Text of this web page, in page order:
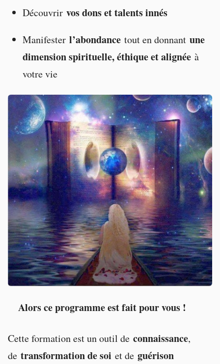
Découvrirvos dons et talents innés
Manifester l’abondance tout en donnantune
dimension spirituelle, éthique et alignéeà
votre vie
Alors ce programme est fait pour vous !
Cette formation est un outil de connaissance,
de transformation de soi et de guérison